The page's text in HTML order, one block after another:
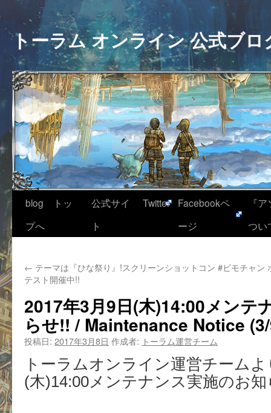
トーラム オンライン 公式ブロ
blog トッ
プへ
公式サイ
ト
Twitter
Facebookペ
ージ
『
つい
← テーマは『ひな祭り』!スクリーンショットコン
テスト開催中!!
#ビモチャン
2017年3月9日(木)14:00メンテ
らせ!! / Maintenance Notice
投稿日: 2017年3月8日 作成者: トーラム運営チーム
トーラムオンライン運営チーム
(木)14:00メンテナンス実施のお